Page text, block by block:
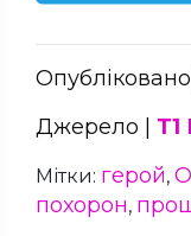
Опубліковано
Джерело | Т1
Мітки: герой,
похорон,